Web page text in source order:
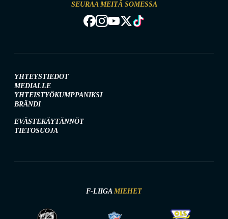
SEURAA MEITÄ SOMESSA
YHTEYSTIEDOT
MEDIALLE
YHTEISTYÖKUMPPANIKSI
BRÄNDI
EVÄSTEKÄYTÄNNÖT
TIETOSUOJA
F-LIIGA MIEHET